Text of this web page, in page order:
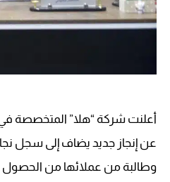
أعلنت شركة “هلا” المتخصصة
وطالبة من عملائها من الحصول